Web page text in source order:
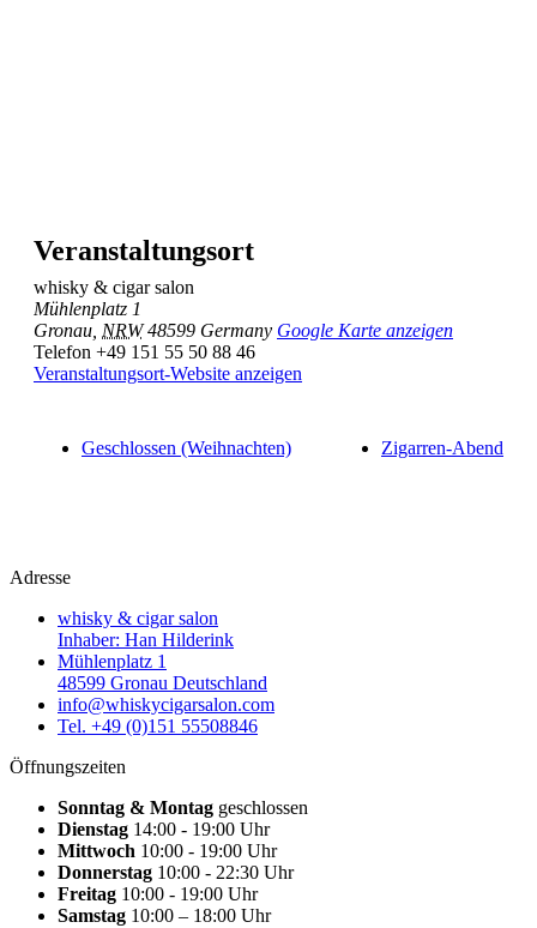
Veranstaltungsort
whisky & cigar salon
Mühlenplatz 1
Gronau NRW 48599 Germany Google Karte anzeigen
Telefon +49 151 55 50 88 46
Veranstaltungsort-Website anzeigen
Geschlossen (Weihnachten) Zigarren-Abend
Adresse
whisky & cigar salon
Inhaber: Han Hilderink
Mühlenplatz 1
48599 Gronau Deutschland
info@whiskycigarsalon.com
Tel. +49 (0)151 55508846
Öffnungszeiten
Sonntag & Montag geschlossen
Dienstag 14:00 - 19:00 Uhr
Mittwoch 10:00 - 19:00 Uhr
Donnerstag 10:00 - 22:30 Uhr
Freitag 10:00 - 19:00 Uhr
Samstag 10:00 – 18:00 Uhr